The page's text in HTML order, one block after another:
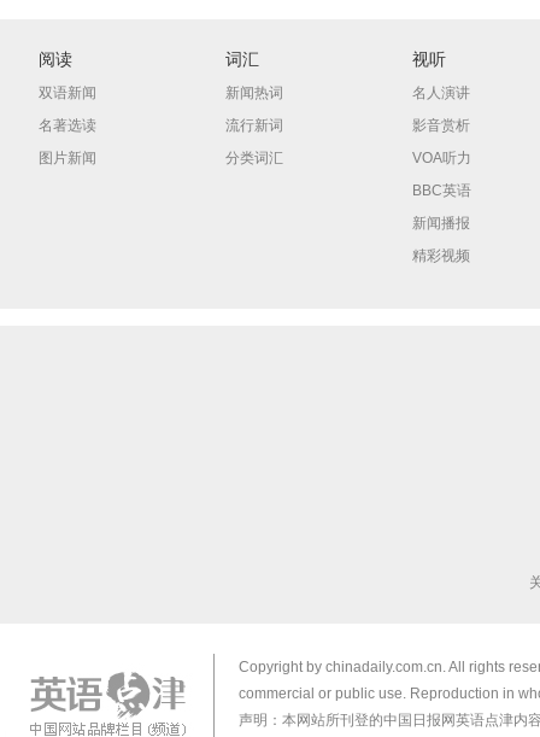
阅读
双语新闻
名著选读
图片新闻
词汇
新闻热词
流行新词
分类词汇
视听
名人演讲
影音赏析
VOA听力
BBC英语
新闻播报
精彩视频
Copyright by chinadaily.com.cn. All rights
commercial or public use. Reproduction in
声明：本网站所刊登的中国日报网英语点津内